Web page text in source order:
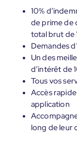
10%
de prime de
total brut de
Demandes
Un des
d’intérêt de
Tous vos
Accès
application
long de leur